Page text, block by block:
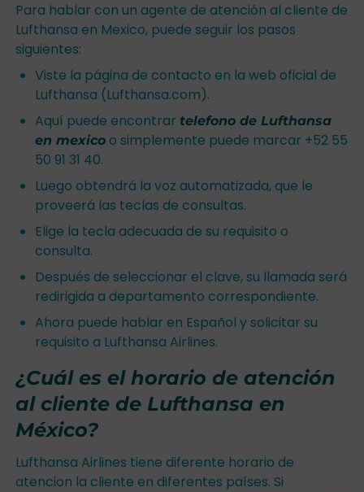
Para hablar con un agente de atención al cliente de
Lufthansa en Mexico, puede seguir los pasos
siguientes:
Viste la página de contacto en la web oficial de
Lufthansa (Lufthansa.com).
Aquí puede encontrar telefono de Lufthansa
en mexicoo simplemente puede marcar +52 55
50 91 31 40.
Luego obtendrá la voz automatizada, que le
proveerá las teclas de consultas.
Elige la tecla adecuada de su requisito o
consulta.
Después de seleccionar el clave, su llamada será
redirigida a departamento correspondiente.
Ahora puede hablar en Español y solicitar su
requisito a Lufthansa Airlines.
¿Cuál es el horario de atención
al cliente de Lufthansa en
México?
Lufthansa Airlines tiene diferente horario de
atencion la cliente en diferentes países. Si